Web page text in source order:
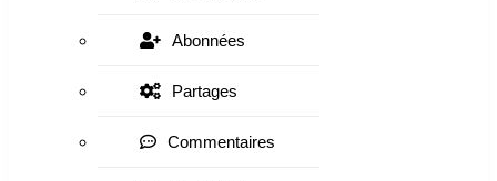
Abonnées
Partages
Commentaires